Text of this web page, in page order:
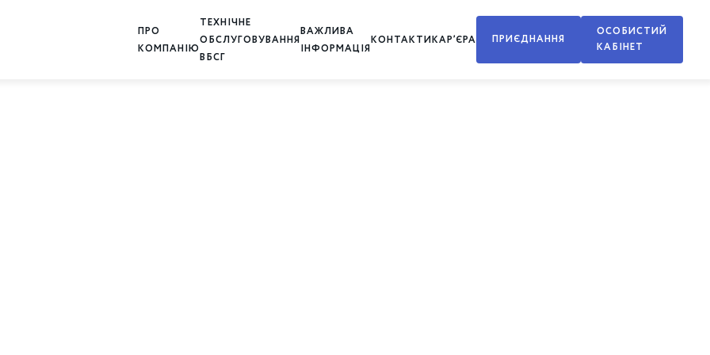
ПРО
КОМПАНІЮ
ТЕХНІЧНЕ
ОБСЛУГОВУВАННЯ
ВБСГ
ВАЖЛИВА
ІНФОРМАЦІЯ
КОНТАКТИКАР’ЄРА ПРИЄДНАННЯ
ОСОБИСТИЙ
КАБІНЕТ